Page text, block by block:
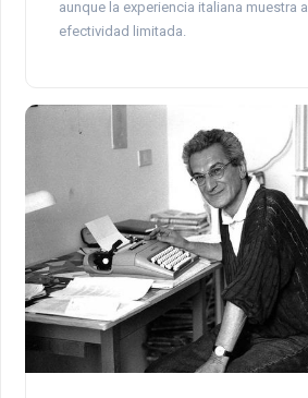
aunque la experiencia italiana muestra
efectividad limitada.